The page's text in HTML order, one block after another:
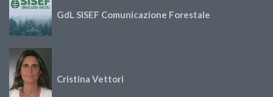
GdL SISEF Comunicazione Forestale
Cristina Vettori